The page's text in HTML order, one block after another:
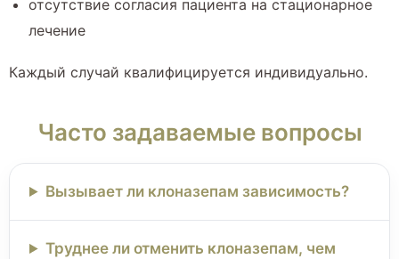
отсутствие согласия пациента на стационарное
лечение
Каждый случай квалифицируется индивидуально.
Часто задаваемые вопросы
Вызывает ли клоназепам зависимость?
Труднее ли отменить клоназепам, чем